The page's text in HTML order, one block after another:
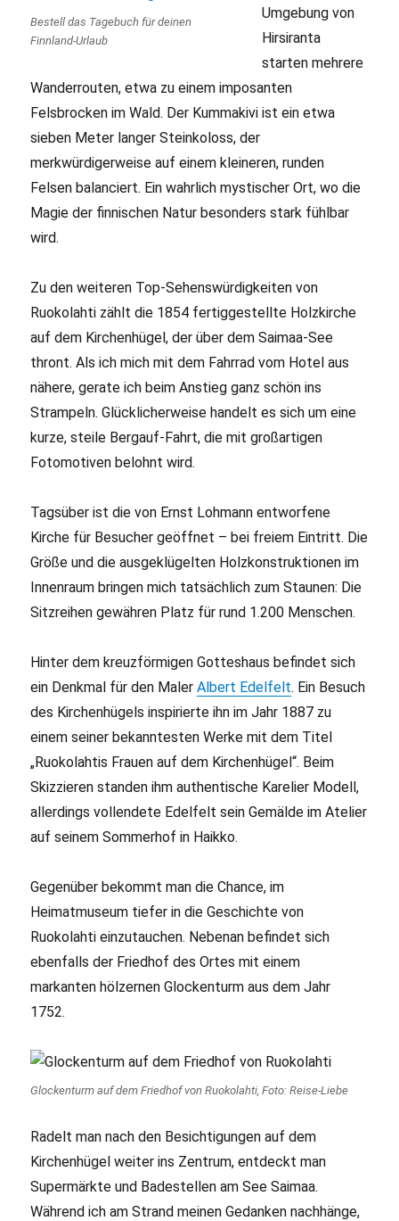
Bestell das Tagebuch für deinen
Finnland-Urlaub
Umgebung von
Hirsiranta
starten mehrere
Wanderrouten, etwa zu einem imposanten
Felsbrocken im Wald. Der Kummakivi ist ein etwa
sieben Meter langer Steinkoloss, der
merkwürdigerweise auf einem kleineren, runden
Felsen balanciert. Ein wahrlich mystischer Ort, wo die
Magie der finnischen Natur besonders stark fühlbar
wird.
Zu den weiteren Top-Sehenswürdigkeiten von
Ruokolahti zählt die 1854 fertiggestellte Holzkirche
auf dem Kirchenhügel, der über dem Saimaa-See
thront. Als ich mich mit dem Fahrrad vom Hotel aus
nähere, gerate ich beim Anstieg ganz schön ins
Strampeln. Glücklicherweise handelt es sich um eine
kurze, steile Bergauf-Fahrt, die mit großartigen
Fotomotiven belohnt wird.
Tagsüber ist die von Ernst Lohmann entworfene
Kirche für Besucher geöffnet – bei freiem Eintritt. Die
Größe und die ausgeklügelten Holzkonstruktionen im
Innenraum bringen mich tatsächlich zum Staunen: Die
Sitzreihen gewähren Platz für rund 1.200 Menschen.
Hinter dem kreuzförmigen Gotteshaus befindet sich
ein Denkmal für den MalerAlbert Edelfelt. Ein Besuch
des Kirchenhügels inspirierte ihn im Jahr 1887 zu
einem seiner bekanntesten Werke mit dem Titel
„Ruokolahtis Frauen auf dem Kirchenhügel“. Beim
Skizzieren standen ihm authentische Karelier Modell,
allerdings vollendete Edelfelt sein Gemälde im Atelier
auf seinem Sommerhof in Haikko.
Gegenüber bekommt man die Chance, im
Heimatmuseum tiefer in die Geschichte von
Ruokolahti einzutauchen. Nebenan befindet sich
ebenfalls der Friedhof des Ortes mit einem
markanten hölzernen Glockenturm aus dem Jahr
1752.
Glockenturm auf dem Friedhof von Ruokolahti, Foto: Reise-Liebe
Radelt man nach den Besichtigungen auf dem
Kirchenhügel weiter ins Zentrum, entdeckt man
Supermärkte und Badestellen am See Saimaa.
Während ich am Strand meinen Gedanken nachhänge,